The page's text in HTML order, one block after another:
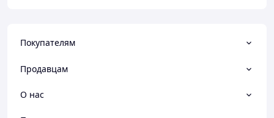
Покупателям
Продавцам
О нас